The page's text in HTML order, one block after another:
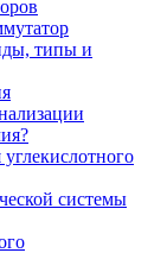
типы и
системы